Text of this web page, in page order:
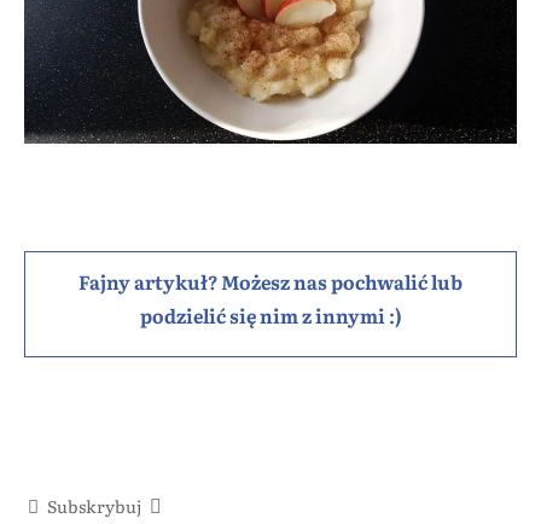
Fajny artykuł? Możesz nas pochwalić lub
podzielić się nim z innymi :)
Subskrybuj